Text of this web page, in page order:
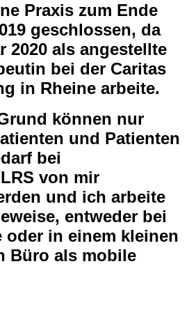
Praxis zum Ende
geschlossen, da
2020 als angestellte
bei der Caritas
in Rheine arbeite.
können nur
und Patienten
bei
von mir
und ich arbeite
entweder bei
oder in einem kleinen
Büro als mobile